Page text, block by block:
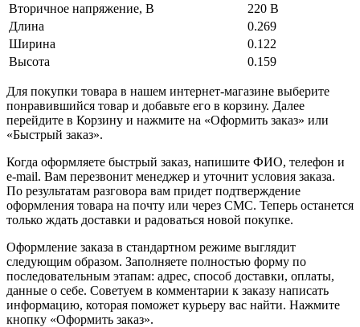
Вторичное напряжение, В
220 В
Длина
0.269
Ширина
0.122
Высота
0.159
Для покупки товара в нашем интернет-магазине выберите
понравившийся товар и добавьте его в корзину. Далее
перейдите в Корзину и нажмите на «Оформить заказ» или
«Быстрый заказ».
Когда оформляете быстрый заказ, напишите ФИО, телефон и
e-mail. Вам перезвонит менеджер и уточнит условия заказа.
По результатам разговора вам придет подтверждение
оформления товара на почту или через СМС. Теперь останется
только ждать доставки и радоваться новой покупке.
Оформление заказа в стандартном режиме выглядит
следующим образом. Заполняете полностью форму по
последовательным этапам: адрес, способ доставки, оплаты,
данные о себе. Советуем в комментарии к заказу написать
информацию, которая поможет курьеру вас найти. Нажмите
кнопку «Оформить заказ».